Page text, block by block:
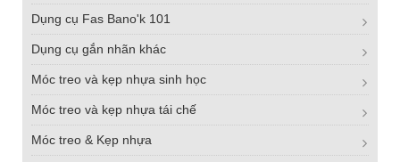
Dụng cụ Fas Bano'k 101
Dụng cụ gắn nhãn khác
Móc treo và kẹp nhựa sinh học
Móc treo và kẹp nhựa tái chế
Móc treo & Kẹp nhựa